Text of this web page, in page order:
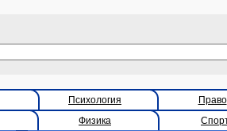
Психология Право
Физика